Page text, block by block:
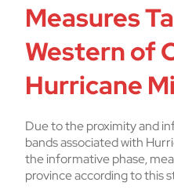
Measures
Western of
Hurricane
Due to the proximity and
bands associated with
the informative phase,
province according to this